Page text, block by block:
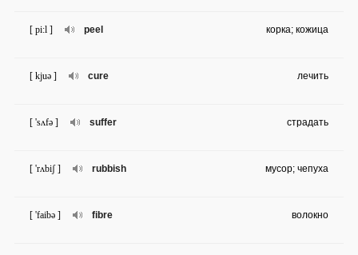
peel
[ pi:l ] корка; кожица
cure
[ kjuə ] лечить
suffer
[ 'sʌfə ] страдать
rubbish
[ 'rʌbiʃ ] мусор; чепуха
fibre
[ 'faibə ] волокно